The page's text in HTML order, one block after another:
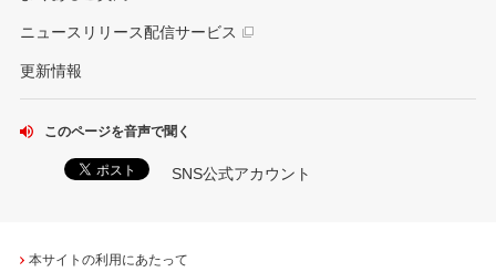
ニュースリリース配信サービス
更新情報
このページを音声で聞く
SNS公式アカウント
本サイトの利用にあたって